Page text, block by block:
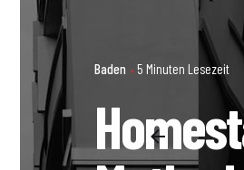
Baden 5 Minuten Lesezeit